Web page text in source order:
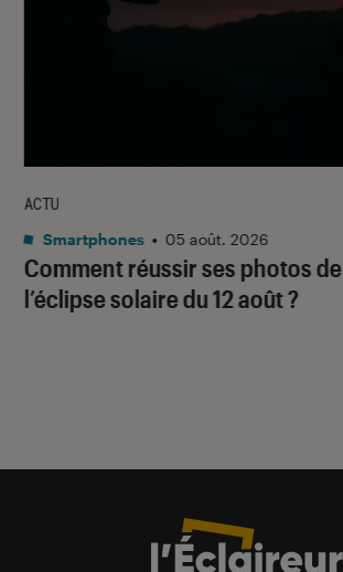
Comment réussir ses photos de
l’éclipse solaire du 12 août ?
ACTU
Smartphones • 05 août. 2026